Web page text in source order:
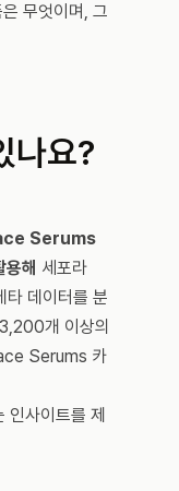
무엇이며, 그
나요?
Serums
해 세포라
데이터를 분
개 이상의
Serums 카
인사이트를 제